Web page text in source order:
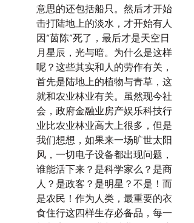
意思的还包括船只。然后才开始
击打陆地上的淡水，才开始有人
因“茵陈”死了，最后才是天空日
月星辰，光与暗。为什么是这样
呢？这些其实和人的劳作有关，
首先是陆地上的植物与青草，这
就和农业林业有关。虽然现今社
会，政府金融业房产娱乐科技行
业比农业林业高大上很多，但是
我们想想，如果来一场旷世太阳
风，一切电子设备都出现问题，
谁能活下来？是科学家么？是商
人？是政客？是明星？不是！而
是农民！作为人类，最重要的衣
食住行这四样生存必备品，每一